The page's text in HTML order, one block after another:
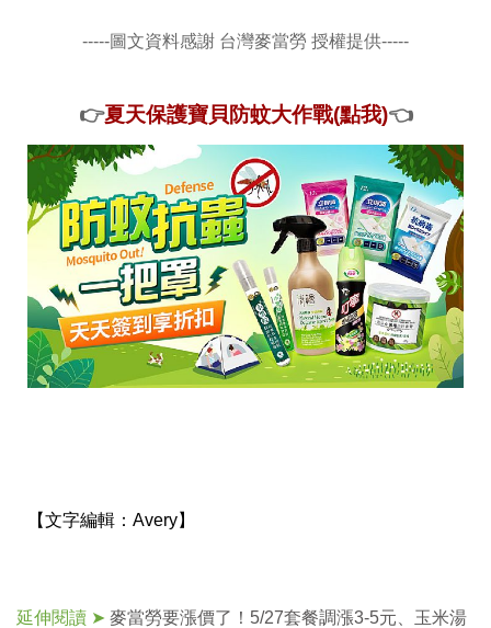
-----圖文資料感謝 台灣麥當勞 授權提供-----
👉夏天保護寶貝防蚊大作戰(點我)👈
【文字編輯： Avery】
延伸閱讀 ➤ 麥當勞要漲價了！5/27套餐調漲3-5元、玉米湯